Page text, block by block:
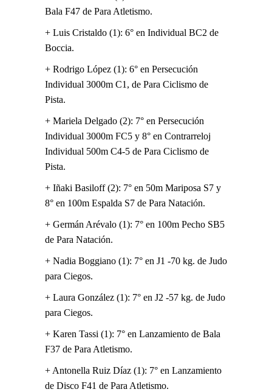
Bala F47 de Para Atletismo.
+ Luis Cristaldo (1): 6° en Individual BC2 de
Boccia.
+ Rodrigo López (1): 6° en Persecución
Individual 3000m C1, de Para Ciclismo de
Pista.
+ Mariela Delgado (2): 7° en Persecución
Individual 3000m FC5 y 8° en Contrarreloj
Individual 500m C4-5 de Para Ciclismo de
Pista.
+ Iñaki Basiloff (2): 7° en 50m Mariposa S7 y
8° en 100m Espalda S7 de Para Natación.
+ Germán Arévalo (1): 7° en 100m Pecho SB5
de Para Natación.
+ Nadia Boggiano (1): 7° en J1 -70 kg. de Judo
para Ciegos.
+ Laura González (1): 7° en J2 -57 kg. de Judo
para Ciegos.
+ Karen Tassi (1): 7° en Lanzamiento de Bala
F37 de Para Atletismo.
+ Antonella Ruiz Díaz (1): 7° en Lanzamiento
de Disco F41 de Para Atletismo.